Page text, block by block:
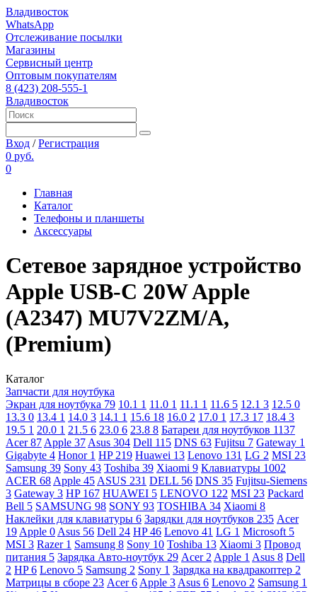
Владивосток
WhatsApp
Отслеживание посылки
Магазины
Сервисный центр
Оптовым покупателям
8 (423) 208-555-1
Владивосток
Вход /Регистрация
0 руб.
0
Главная
Каталог
Телефоны и планшеты
Аксессуары
Сетевое зарядное устройство
Apple USB-C 20W Apple
(A2347) MU7V2ZM/A,
(Premium)
Каталог
Запчасти для ноутбука
Экран для ноутбука 79 10.1 1 11.0 1 11.1 1 11.6 5 12.1 3 12.5 0
13.3 0 13.4 1 14.0 3 14.1 1 15.6 18 16.0 2 17.0 1 17.3 17 18.4 3
19.5 1 20.0 1 21.5 6 23.0 6 23.8 8 Батареи для ноутбуков 1137
Acer87 Apple 37 Asus 304 Dell 115 DNS 63 Fujitsu 7 Gateway 1
Gigabyte 4 Honor 1 HP 219 Huawei 13 Lenovo 131 LG 2 MSI 23
Samsung 39 Sony 43 Toshiba 39 Xiaomi 9 Клавиатуры 1002
ACER 68 Apple 45 ASUS 231 DELL 56 DNS 35 Fujitsu-Siemens
3 Gateway 3 HP 167 HUAWEI 5 LENOVO 122 MSI 23 Packard
Bell 5 SAMSUNG 98 SONY 93 TOSHIBA 34 Xiaomi 8
Наклейки для клавиатуры 6 Зарядки для ноутбуков 235 Acer
19 Apple 0 Asus 56 Dell 24 HP46 Lenovo 41 LG 1 Microsoft 5
MSI 3 Razer 1 Samsung 8 Sony 10 Toshiba 13 Xiaomi 3 Провод
питания 5 Зарядка Авто-ноутбук 29 Acer 2 Apple 1 Asus 8 Dell
2 HP6 Lenovo 5 Samsung 2 Sony 1 Зарядка на квадракоптер 2
Матрицы в сборе 23 Acer6 Apple 3 Asus 6 Lenovo 2 Samsung 1